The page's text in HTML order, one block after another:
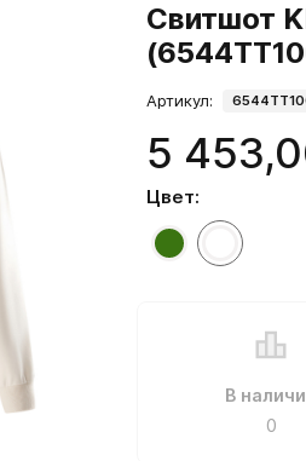
Свитшот
Артикул:
5
Цвет:
В
0